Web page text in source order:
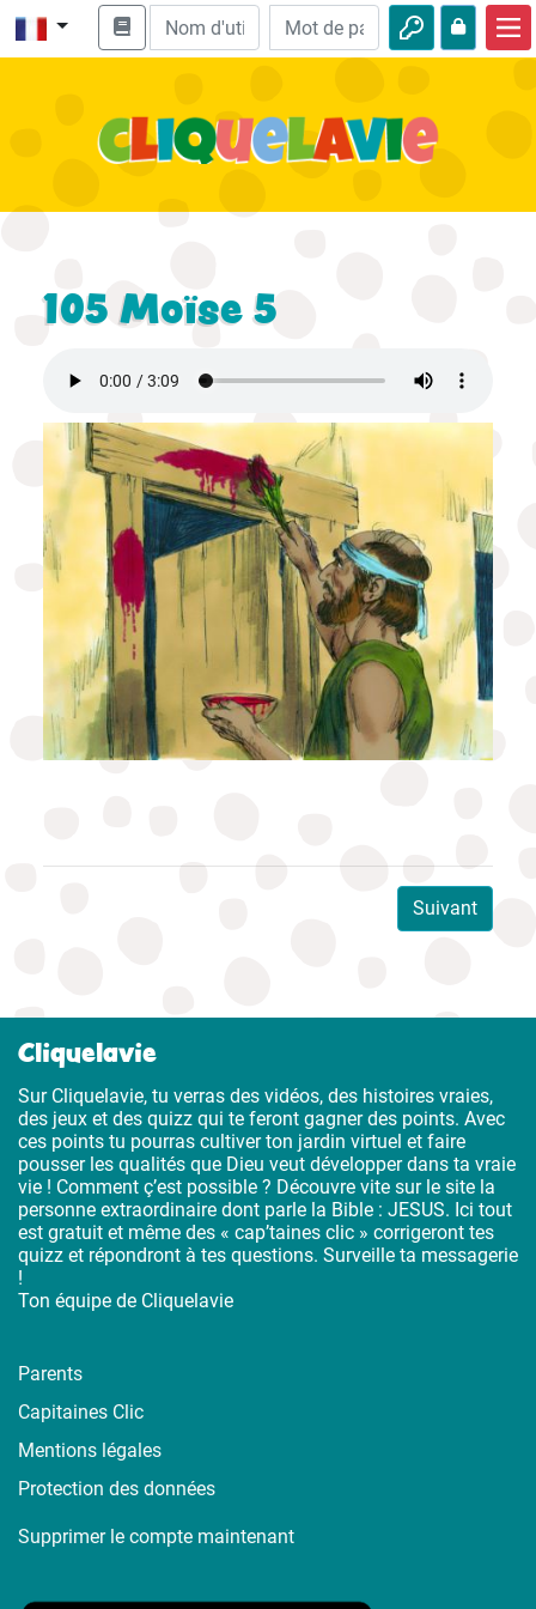
Enseignement biblique
Loisirs
105 Moïse 5
Suivant
Cliquelavie
Sur Cliquelavie, tu verras des vidéos, des histoires vraies,
des jeux et des quizz qui te feront gagner des points. Avec
ces points tu pourras cultiver ton jardin virtuel et faire
pousser les qualités que Dieu veut développer dans ta vraie
vie ! Comment ç’est possible ? Découvre vite sur le site la
personne extraordinaire dont parle la Bible : JESUS. Ici tout
est gratuit et même des « cap’taines clic » corrigeront tes
quizz et répondront à tes questions. Surveille ta messagerie
!
Ton équipe de Cliquelavie
Parents
Capitaines Clic
Mentions légales
Protection des données
Supprimer le compte maintenant